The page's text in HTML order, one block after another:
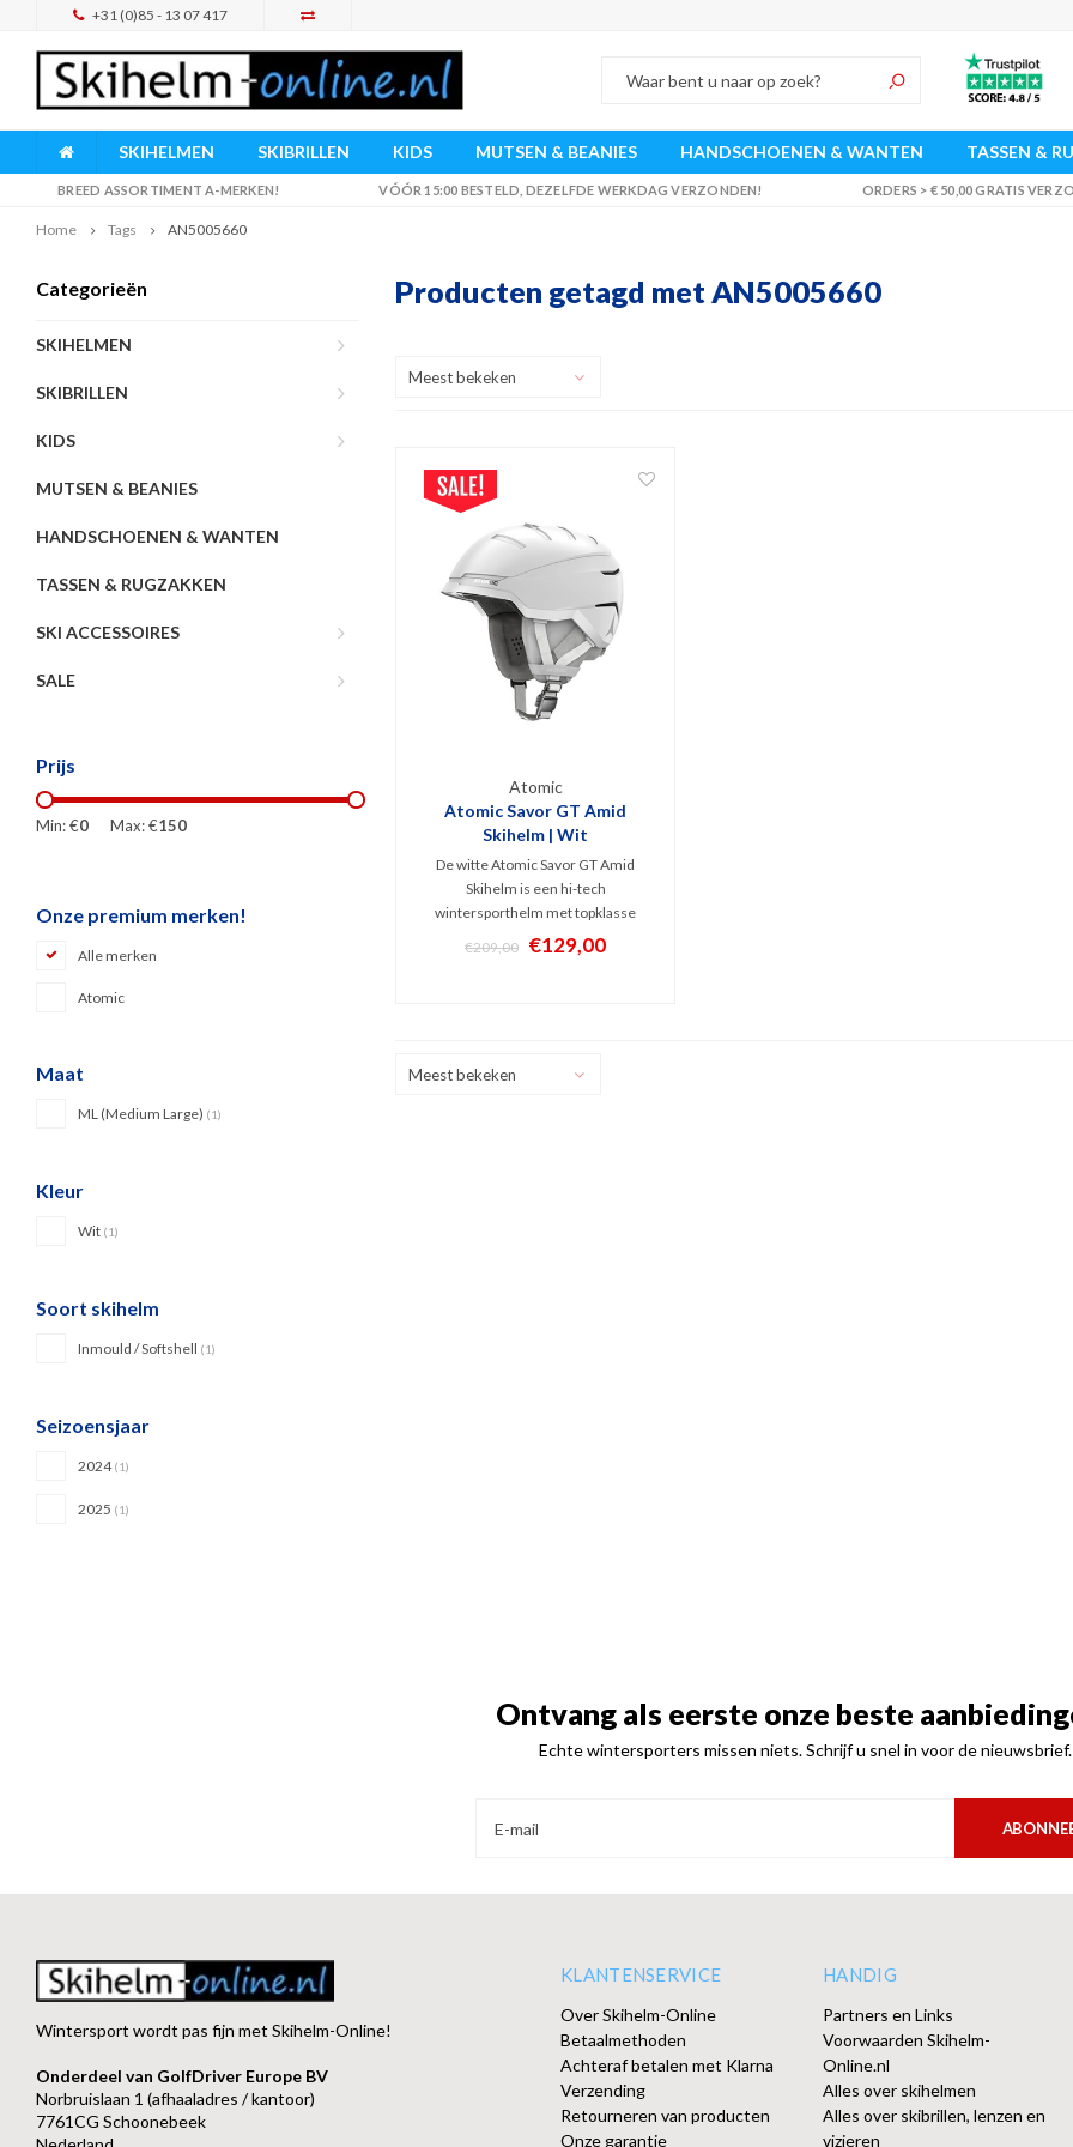
+31 (0)85 - 13 07 417
SKIHELMEN SKIBRILLEN KIDS MUTSEN & BEANIES HANDSCHOENEN & WANTEN TASSEN &
BREED ASSORTIMENT A-MERKEN! VÓÓR 15:00 BESTELD, DEZELFDE WERKDAG VERZONDEN! ORDERS > € 50,00 GRATIS
Home Tags AN5005660
Categorieën
SKIHELMEN
SKIBRILLEN
KIDS
MUTSEN & BEANIES
HANDSCHOENEN & WANTEN
TASSEN & RUGZAKKEN
SKI ACCESSOIRES
SALE
Prijs
Min: €0 Max: €150
Onze premium merken!
Alle merken
Atomic
Maat
ML (Medium Large) (1)
Kleur
Wit (1)
Soort skihelm
Inmould / Softshell (1)
Seizoensjaar
2024(1)
2025 (1)
Producten getagd met AN5005660
Meest bekeken
Atomic
Atomic Savor GT Amid
Skihelm | Wit
De witte Atomic Savor GT Amid
Skihelm is een hi-tech
wintersporthelm met topklasse
veiligheidstechnologieën als AMID
en Holo Core. Stevige Tri-Brid
€209,00 €129,00
Meest bekeken
Ontvang als eerste onze beste
Echte wintersporters missen niets. Schrijf u snel in voor de nieuwsbrief.
Wintersport wordt pas fijn met Skihelm-Online!
Onderdeel van GolfDriver Europe BV
Norbruislaan 1 (afhaaladres / kantoor)
7761CG Schoonebeek
KLANTENSERVICE
Over Skihelm-Online
Betaalmethoden
Achteraf betalen met Klarna
Verzending
Retourneren van producten
Onze garantie
HANDIG
Partners en Links
Voorwaarden Skihelm-
Online.nl
Alles over skihelmen
Alles over skibrillen, lenzen en
vizieren